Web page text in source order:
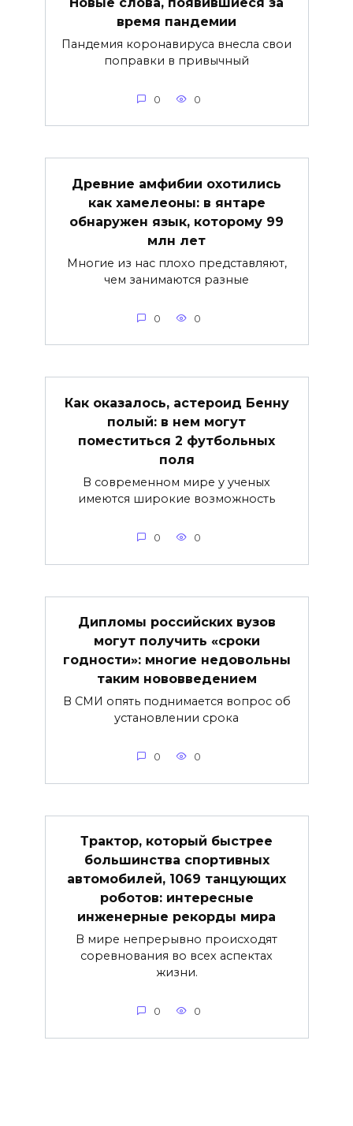
время пандемии
Пандемия коронавируса внесла свои
поправки в привычный
0 0
Древние амфибии охотились
как хамелеоны: в янтаре
обнаружен язык, которому 99
млн лет
Многие из нас плохо представляют,
чем занимаются разные
0 0
Как оказалось, астероид Бенну
полый: в нем могут
поместиться 2 футбольных
поля
В современном мире у ученых
имеются широкие возможность
0 0
Дипломы российских вузов
могут получить «сроки
годности»: многие недовольны
таким нововведением
В СМИ опять поднимается вопрос об
установлении срока
0 0
Трактор, который быстрее
большинства спортивных
автомобилей, 1069 танцующих
роботов: интересные
инженерные рекорды мира
В мире непрерывно происходят
соревнования во всех аспектах
жизни.
0 0